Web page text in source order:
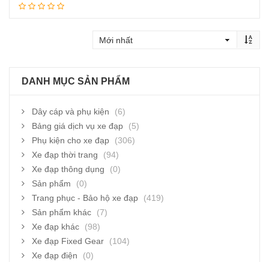
DANH MỤC SẢN PHẨM
Dây cáp và phụ kiện
(6)
Bảng giá dịch vụ xe đạp
(5)
Phụ kiện cho xe đạp
(306)
Xe đạp thời trang
(94)
Xe đạp thông dụng
(0)
Sản phẩm
(0)
Trang phục - Bảo hộ xe đạp
(419)
Sản phẩm khác
(7)
Xe đạp khác
(98)
Xe đạp Fixed Gear
(104)
Xe đạp điện
(0)